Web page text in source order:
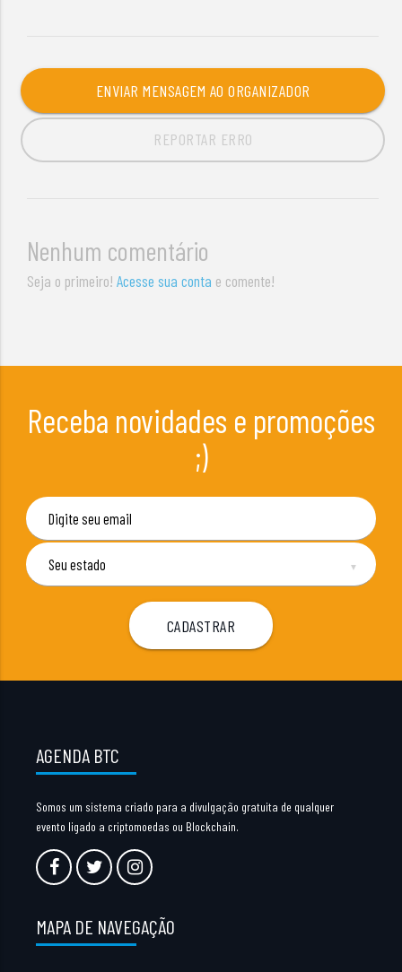
ENVIAR MENSAGEM AO ORGANIZADOR
REPORTAR ERRO
Nenhum comentário
Seja o primeiro!Acesse sua conta e comente!
Receba novidades e promoções
;)
▼
AGENDA BTC
Somos um sistema criado para a divulgação gratuita de qualquer
evento ligado a criptomoedas ou Blockchain.
MAPA DE NAVEGAÇÃO